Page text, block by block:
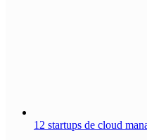
12 startups de cloud